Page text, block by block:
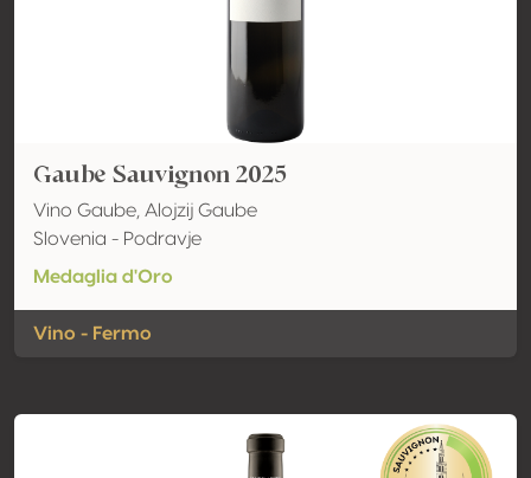
Gaube Sauvignon 2025
Vino Gaube, Alojzij Gaube
Slovenia - Podravje
Medaglia d'Oro
Vino - Fermo